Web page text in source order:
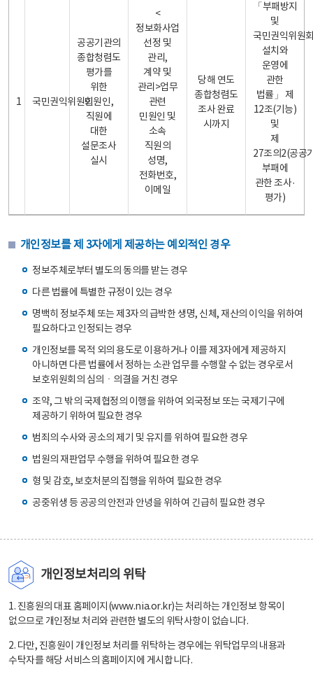
1 국민권익위원회
공공기관의
종합청렴도
평가를
위한
민원인,
직원에
대한
설문조사
실시
<
정보화사업
선정 및
관리,
계약 및
관리>업무
관련
민원인 및
소속
직원의
성명,
전화번호,
이메일
당해 연도
종합청렴도
조사 완료
시까지
「부패방지
및
국민권익위원
설치와
운영에
관한
법률」 제
12조(기능)
및
제
27조의2(공공
부패에
관한 조사·
평가)
개인정보를 제 3자에게 제공하는 예외적인 경우
정보주체로부터 별도의 동의를 받는 경우
다른 법률에 특별한 규정이 있는 경우
명백히 정보주체 또는 제3자의 급박한 생명, 신체, 재산의 이익을 위하여
필요하다고 인정되는 경우
개인정보를 목적 외의 용도로 이용하거나 이를 제3자에게 제공하지
아니하면 다른 법률에서 정하는 소관 업무를 수행할 수 없는 경우로서
보호위원회의 심의ㆍ의결을 거친 경우
조약, 그 밖의 국제협정의 이행을 위하여 외국정보 또는 국제기구에
제공하기 위하여 필요한 경우
범죄의 수사와 공소의 제기 및 유지를 위하여 필요한 경우
법원의 재판업무 수행을 위하여 필요한 경우
형 및 감호, 보호처분의 집행을 위하여 필요한 경우
공중위생 등 공공의 안전과 안녕을 위하여 긴급히 필요한 경우
개인정보처리의 위탁
1. 진흥원의 대표 홈페이지(www.nia.or.kr)는 처리하는 개인정보 항목이
없으므로 개인정보 처리와 관련한 별도의 위탁사항이 없습니다.
2. 다만, 진흥원이 개인정보 처리를 위탁하는 경우에는 위탁업무의 내용과
수탁자를 해당 서비스의 홈페이지에 게시합니다.